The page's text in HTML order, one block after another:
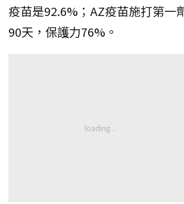
疫苗是92.6%；AZ疫苗施打第一
90天，保護力76%。